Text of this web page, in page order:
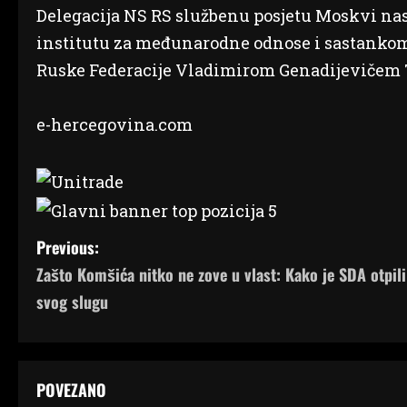
Delegacija NS RS službenu posjetu Moskvi
institutu za međunarodne odnose i
Ruske Federacije Vladimirom Genadijevičem
e-hercegovina.com
P
o
Previous:
Zašto Komšića nitko ne zove u vlast: Kako je SDA
svog slugu
POVEZANO